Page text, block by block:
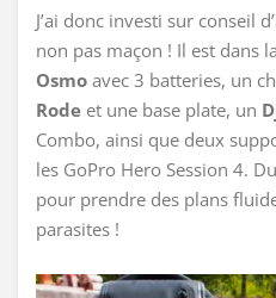
J’ai donc investi sur conseil
non pas maçon ! Il est dans
Osmo avec 3 batteries, un
Rode et une base plate, un
Combo, ainsi que deux
les GoPro Hero Session 4.
pour prendre des plans
parasites !